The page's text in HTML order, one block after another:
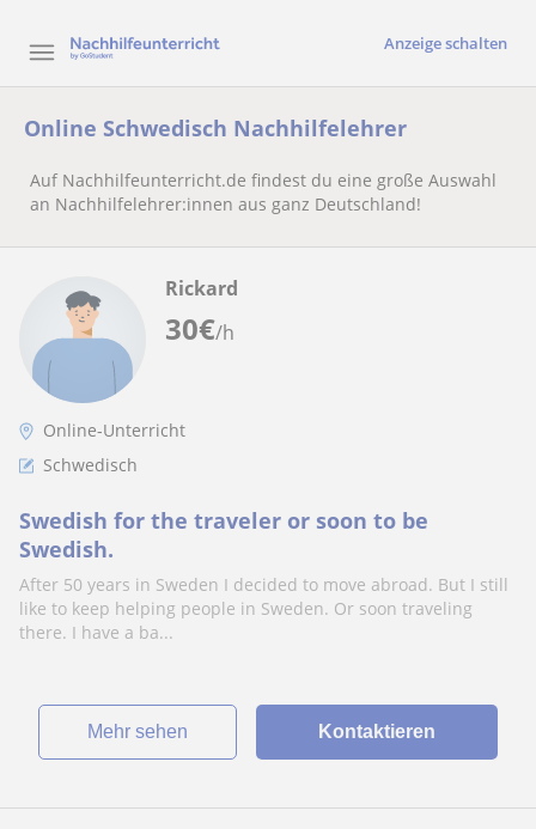
Anzeige schalten
Online Schwedisch Nachhilfelehrer
Auf Nachhilfeunterricht.de findest du eine große Auswahl
an Nachhilfelehrer:innen aus ganz Deutschland!
30€/h
Rickard
Online-Unterricht
Schwedisch
Swedish for the traveler or soon to be
Swedish.
After 50 years in Sweden I decided to move abroad. But I still
like to keep helping people in Sweden. Or soon traveling
there. I have a ba...
Mehr sehen Kontaktieren